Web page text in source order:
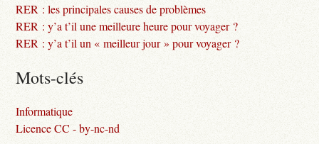
RER : les principales causes de problèmes
RER : y’a t’il une meilleure heure pour voyager ?
RER : y’a t’il un « meilleur jour » pour voyager ?
Mots-clés
Informatique
Licence CC - by-nc-nd